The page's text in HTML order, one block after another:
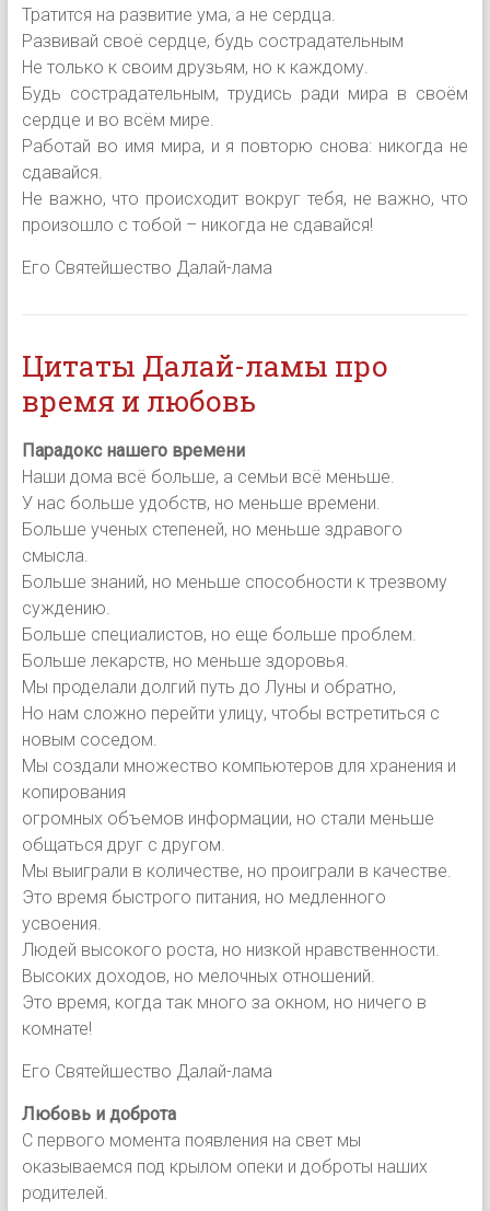
Тратится на развитие ума, а не сердца.
Развивай своё сердце, будь сострадательным
Не только к своим друзьям, но к каждому.
Будь сострадательным, трудись ради мира в своём
сердце и во всём мире.
Работай во имя мира, и я повторю снова: никогда не
сдавайся.
Не важно, что происходит вокруг тебя, не важно, что
произошло с тобой – никогда не сдавайся!
Его Святейшество Далай-лама
Цитаты Далай-ламы про
время и любовь
Парадокс нашего времени
Наши дома всё больше, а семьи всё меньше.
У нас больше удобств, но меньше времени.
Больше ученых степеней, но меньше здравого
смысла.
Больше знаний, но меньше способности к трезвому
суждению.
Больше специалистов, но еще больше проблем.
Больше лекарств, но меньше здоровья.
Мы проделали долгий путь до Луны и обратно,
Но нам сложно перейти улицу, чтобы встретиться с
новым соседом.
Мы создали множество компьютеров для хранения и
копирования
огромных объемов информации, но стали меньше
общаться друг с другом.
Мы выиграли в количестве, но проиграли в качестве.
Это время быстрого питания, но медленного
усвоения.
Людей высокого роста, но низкой нравственности.
Высоких доходов, но мелочных отношений.
Это время, когда так много за окном, но ничего в
комнате!
Его Святейшество Далай-лама
Любовь и доброта
С первого момента появления на свет мы
оказываемся под крылом опеки и доброты наших
родителей.